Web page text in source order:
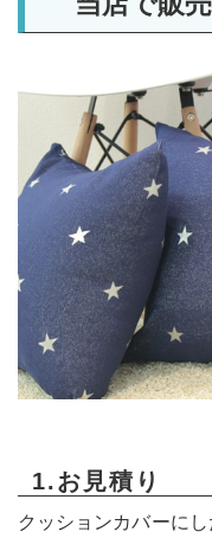
1.お見積り
クッションカバーに